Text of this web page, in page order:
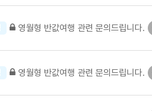
영월형 반값여행 관련 문의드립니다.
영월형 반값여행 관련 문의드립니다.